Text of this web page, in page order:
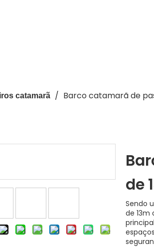
catamarã / Barco catamarã de
de
Sendo
de